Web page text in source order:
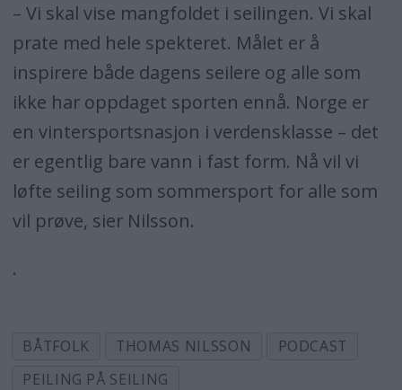
– Vi skal vise mangfoldet i seilingen. Vi skal
prate med hele spekteret. Målet er å
inspirere både dagens seilere og alle som
ikke har oppdaget sporten ennå. Norge er
en vintersportsnasjon i verdensklasse – det
er egentlig bare vann i fast form. Nå vil vi
løfte seiling som sommersport for alle som
vil prøve, sier Nilsson.
.
BÅTFOLK THOMAS NILSSON
PODCAST
PEILING PÅ SEILING